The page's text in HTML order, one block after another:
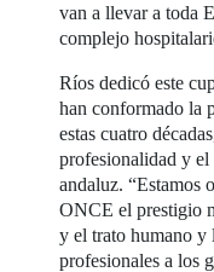
van a llevar a toda
complejo
Ríos dedicó este
han conformado la
estas cuatro
profesionalidad y
andaluz. “Estamos
ONCE el prestigio
y el trato humano y
profesionales a los